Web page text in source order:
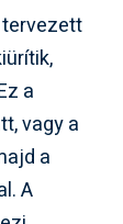
a
vagy a
a
A